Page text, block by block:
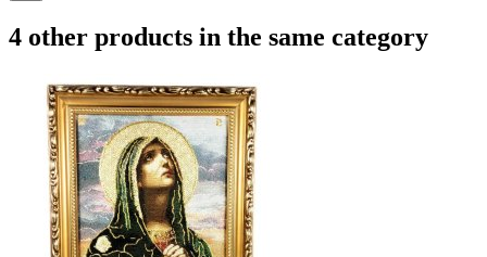
4 other products in the same category